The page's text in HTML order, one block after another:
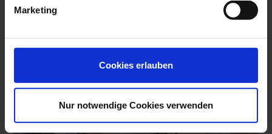
Marketing
Cookies erlauben
Nur notwendige Cookies verwenden